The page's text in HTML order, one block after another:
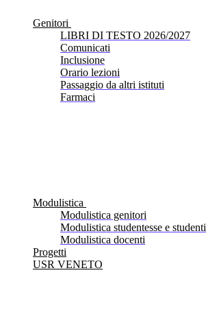
Genitori
LIBRI DI TESTO 2026/2027
Comunicati
Inclusione
Orario lezioni
Passaggio da altri istituti
Farmaci
Modulistica
Modulistica genitori
Modulistica studentesse e studenti
Modulistica docenti
Progetti
USR VENETO